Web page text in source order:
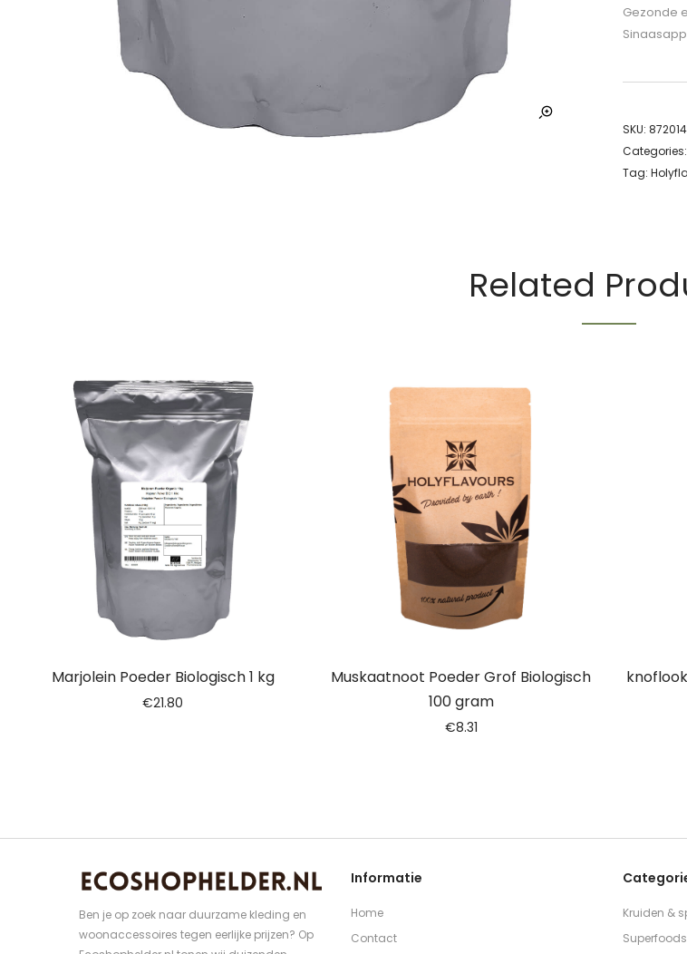
Gezonde
SKU:
Categories:
Tag:
Related
Marjolein Poeder Biologisch 1 kg
€21.80
Muskaatnoot Poeder Grof Biologisch
100 gram
€8.31
Ben je op zoek naar duurzame kleding en
woonaccessoires tegen eerlijke prijzen? Op
Informatie
Home
Contact
Kruiden &
Superfoods